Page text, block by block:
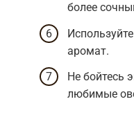
более
аромат.
Не бойтесь
любимые